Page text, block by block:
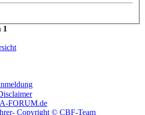
1
FORUM.de
Copyright © CBF-Team